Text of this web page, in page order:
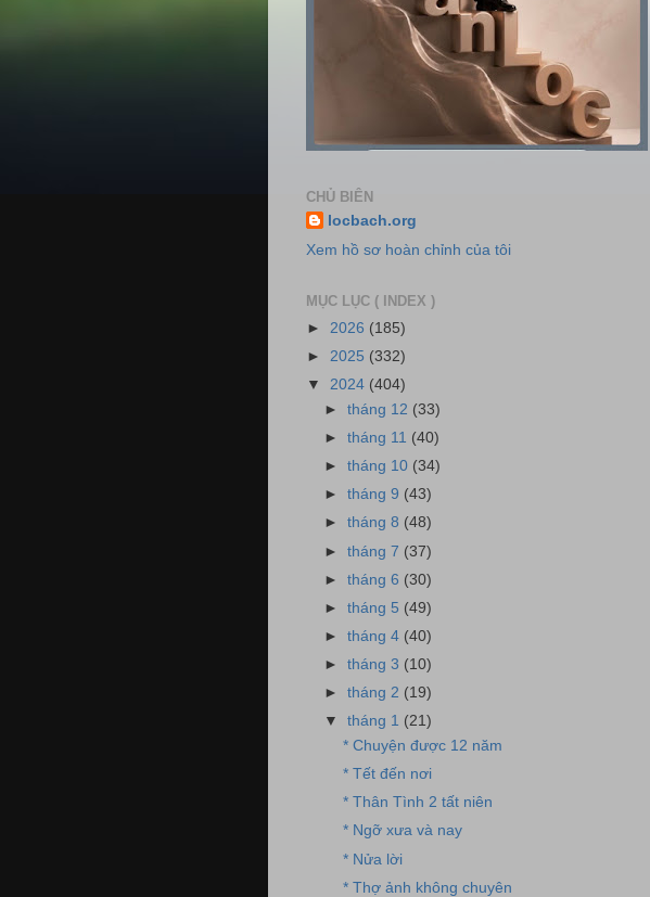
CHỦ BIÊN
locbach.org
Xem hồ sơ hoàn chỉnh của tôi
MỤC LỤC ( INDEX )
► 2026 (185)
► 2025 (332)
▼ 2024 (404)
►tháng 12 (33)
►tháng 11 (40)
►tháng 10 (34)
►tháng 9 (43)
►tháng 8 (48)
►tháng 7 (37)
►tháng 6 (30)
►tháng 5 (49)
►tháng 4 (40)
►tháng 3 (10)
►tháng 2 (19)
▼tháng 1 (21)
* Chuyện được 12 năm
* Tết đến nơi
* Thân Tình 2 tất niên
* Ngỡ xưa và nay
* Nửa lời
* Thợ ảnh không chuyên